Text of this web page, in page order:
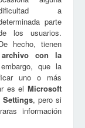
a
parte
los usuarios.
hecho, tienen
con la
que la
uno o más
es el Microsoft
Settings, pero si
información